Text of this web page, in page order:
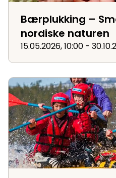
Bærplukking –
nordiske naturen
15.05.2026, 10:00 -
Heldagsrafting